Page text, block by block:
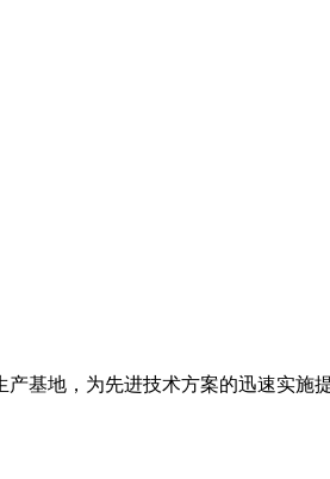
基地，为先进技术方案的迅速实施